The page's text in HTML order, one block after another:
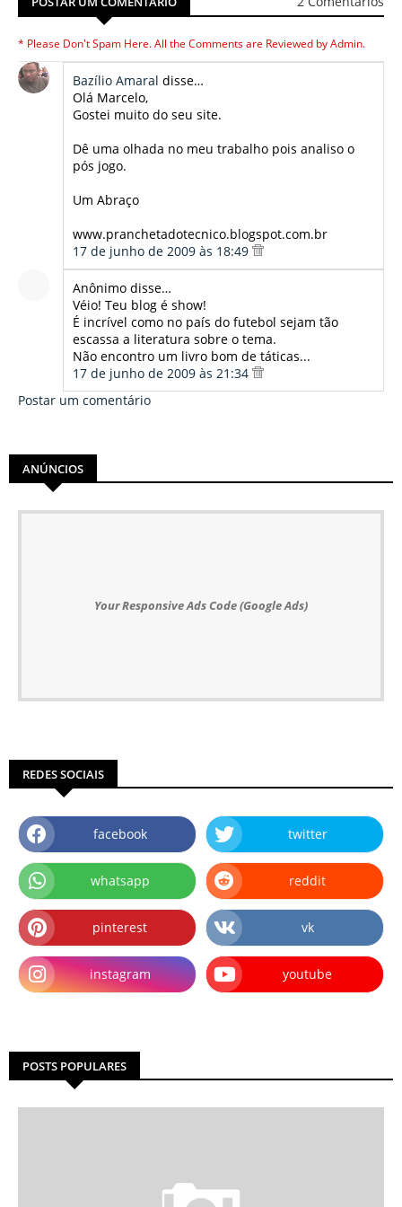
* Please Don't Spam Here. All the Comments are Reviewed by Admin.
Bazílio Amaral disse…
Olá Marcelo,
Gostei muito do seu site.
Dê uma olhada no meu trabalho pois analiso o
pós jogo.
Um Abraço
www.pranchetadotecnico.blogspot.com.br
17 de junho de 2009 às 18:49
Anônimo disse…
Véio! Teu blog é show!
É incrível como no país do futebol sejam tão
escassa a literatura sobre o tema.
Não encontro um livro bom de táticas...
17 de junho de 2009 às 21:34
Postar um comentário
ANÚNCIOS
Your Responsive Ads Code (Google Ads)
REDES SOCIAIS
facebook twitter
whatsapp reddit
pinterest vk
instagram youtube
POSTS POPULARES